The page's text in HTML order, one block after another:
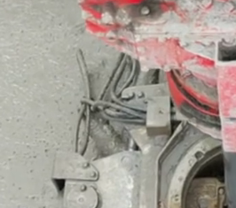
zboczy
gruntu
gruntu